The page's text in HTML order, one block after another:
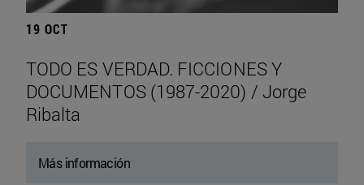
19 OCT
TODO ES VERDAD. FICCIONES Y
DOCUMENTOS (1987-2020) / Jorge
Ribalta
Más información